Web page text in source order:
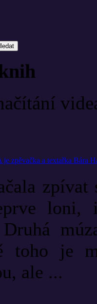
zpěvačka a textařka Bára
zpívat
loni,
Druhá
toho je
ale ...